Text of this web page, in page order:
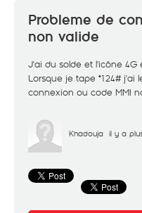
Probleme de
non valide
J'ai du solde et l'icône 4G
Lorsque je tape *124# j'ai
connexion ou code MMI
Khadouja il y a